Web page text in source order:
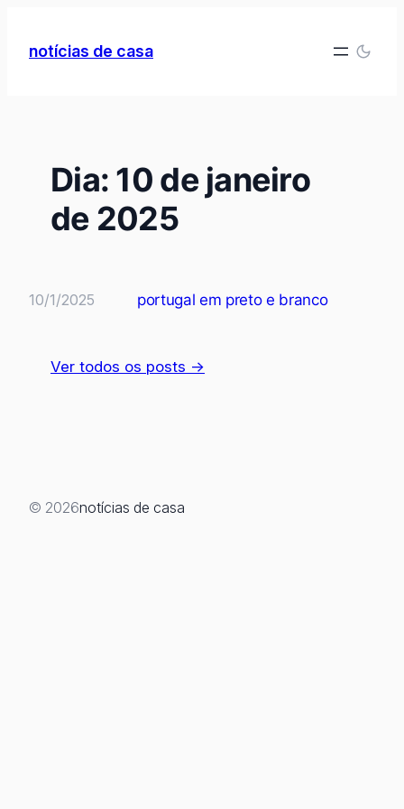
paranotícias de casa
Dia: 10 de janeiro
de 2025
10/1/2025 portugal em preto e branco
Ver todos os posts →
© 2026notícias de casa